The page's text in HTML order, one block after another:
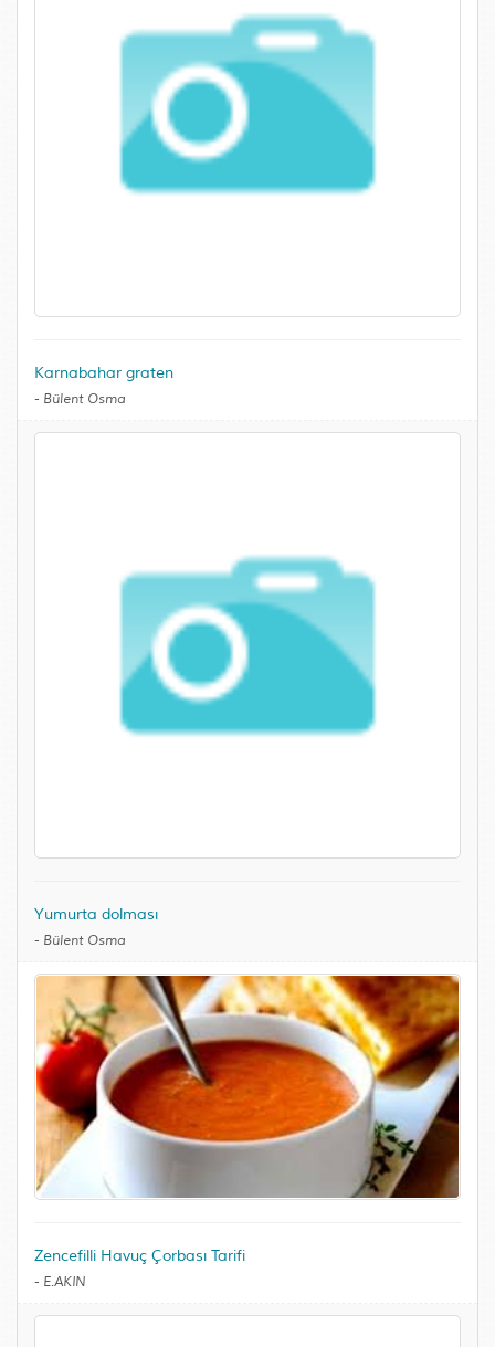
Karnabahar graten
- Bülent Osma
Yumurta dolması
- Bülent Osma
Zencefilli Havuç Çorbası Tarifi
- E.AKIN